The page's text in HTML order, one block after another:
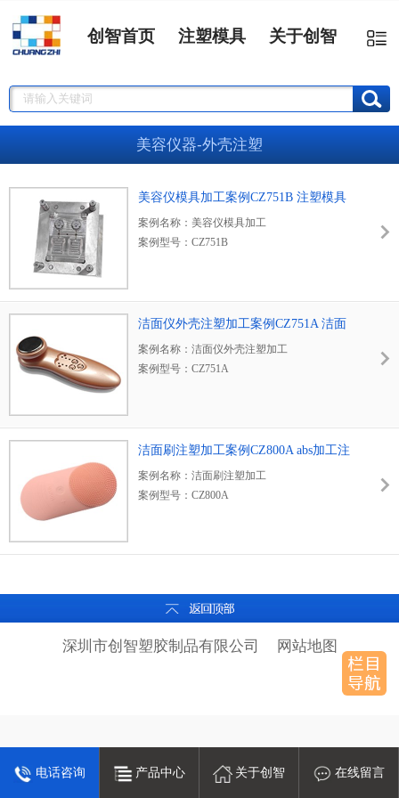
创智首页 注塑模具 关于创智
美容仪器-外壳注塑
美容仪模具加工案例CZ751B 注塑模具
成型
案例名称：美容仪模具加工
案例型号：CZ751B
安区沙井街道，12年专注便携类电子产品塑胶
外壳模具定制及注塑加工，集模具，注塑，喷
洁面仪外壳注塑加工案例CZ751A 洁面
仪外壳
案例名称：洁面仪外壳注塑加工
案例型号：CZ751A
安区沙井街道，12年专注便携类电子产品塑胶
外壳模具定制及注塑加工，集模具，注塑，喷
洁面刷注塑加工案例CZ800A abs加工注
塑
案例名称：洁面刷注塑加工
案例型号：CZ800A
安区沙井街道，12年专注便携类电子产品塑胶
油一站式生产厂家，厂房面积3000平方，员工
80多人。
深圳市创智塑胶制品有限公司 网站地图
电话咨询 产品中心 关于创智 在线留言